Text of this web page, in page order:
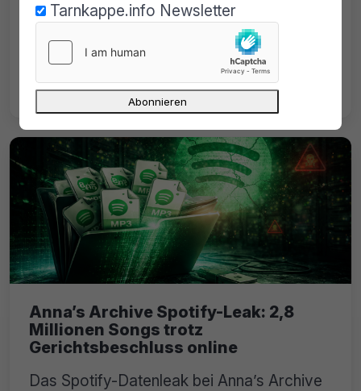
Welche Usenet-Foren sind im September
2025 noch online? Hier ist eine aktuelle
Liste mit allen aktiven deutschsprachigen
Boards.
Anna’s Archive Spotify-Leak: 2,8
Millionen Songs trotz
Gerichtsbeschluss online
Das Spotify-Datenleak bei Anna’s Archive
Tarnkappe.info Newsletter